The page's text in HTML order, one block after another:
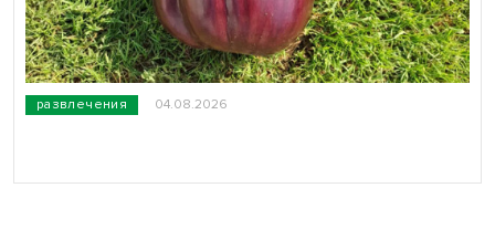
развлечения 04.08.2026